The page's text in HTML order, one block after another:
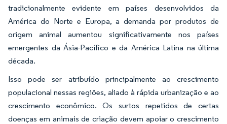
tradicionalmente evidente em países desenvolvidos da
América do Norte e Europa, a demanda por produtos de
origem animal aumentou significativamente nos países
emergentes da Ásia-Pacífico e da América Latina na última
década.
Isso pode ser atribuído principalmente ao crescimento
populacional nessas regiões, aliado à rápida urbanização e ao
crescimento econômico. Os surtos repetidos de certas
doenças em animais de criação devem apoiar o crescimento